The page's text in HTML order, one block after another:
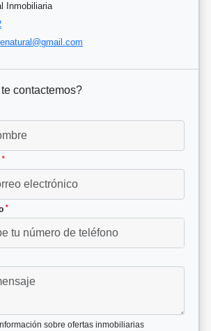
Inmobiliaria
contactemos?
*
*
sobre ofertas inmobiliarias